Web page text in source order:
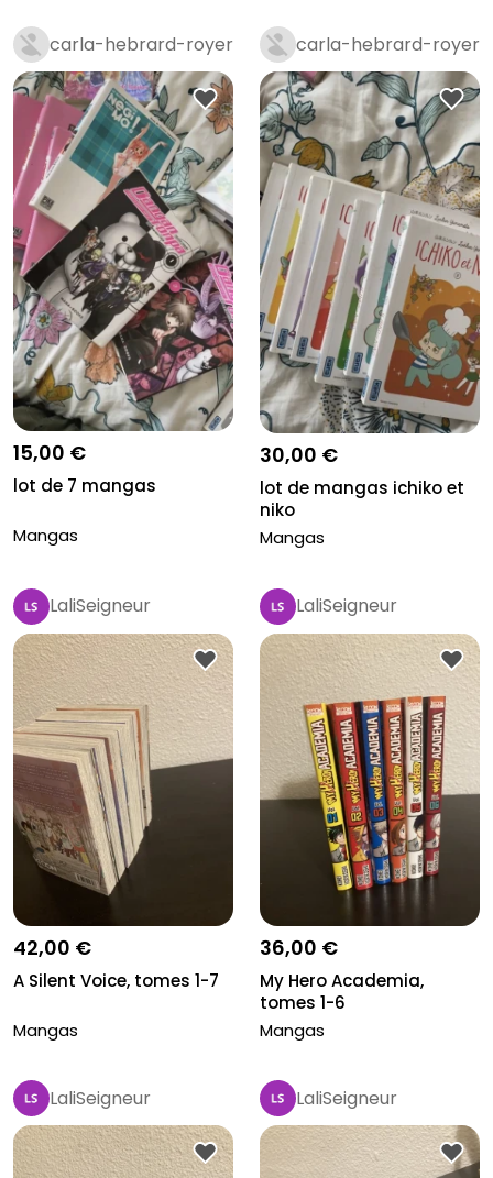
carla-hebrard-royer
15,00 €
lot de 7 mangas
Mangas
carla-hebrard-royer
30,00 €
lot de mangas ichiko et
niko
Mangas
LaliSeigneur
42,00 €
A Silent Voice, tomes 1-7
Mangas
LaliSeigneur
36,00 €
My Hero Academia,
tomes 1-6
Mangas
LaliSeigneur LaliSeigneur